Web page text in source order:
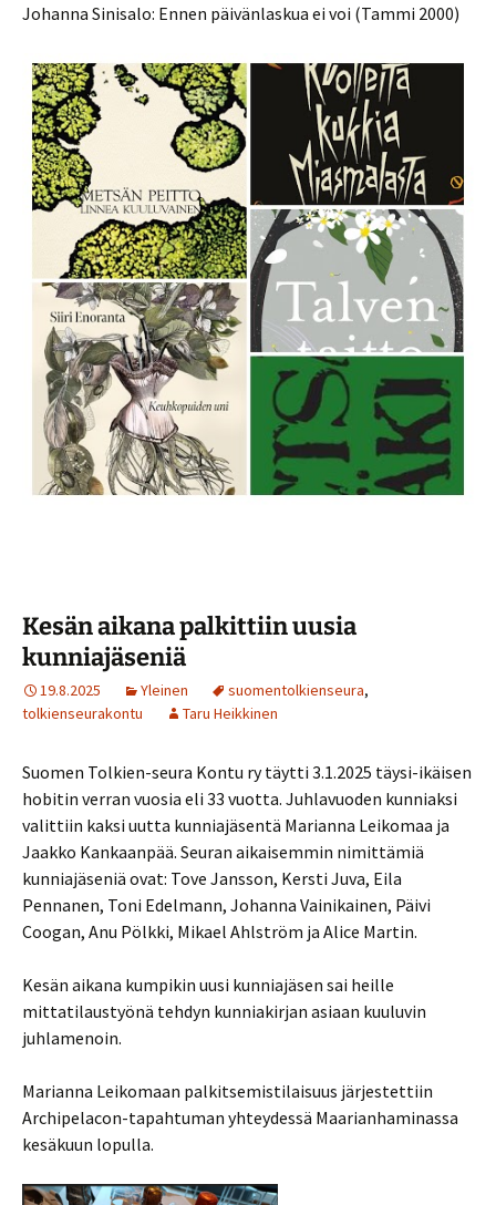
Johanna Sinisalo: Ennen päivänlaskua ei voi (Tammi 2000)
Kesän aikana palkittiin uusia
kunniajäseniä
19.8.2025 Yleinen suomentolkienseura,
tolkienseurakontu
Taru Heikkinen
Suomen Tolkien-seura Kontu ry täytti 3.1.2025 täysi-ikäisen
hobitin verran vuosia eli 33 vuotta. Juhlavuoden kunniaksi
valittiin kaksi uutta kunniajäsentä Marianna Leikomaa ja
Jaakko Kankaanpää. Seuran aikaisemmin nimittämiä
kunniajäseniä ovat: Tove Jansson, Kersti Juva, Eila
Pennanen, Toni Edelmann, Johanna Vainikainen, Päivi
Coogan, Anu Pölkki, Mikael Ahlström ja Alice Martin.
Kesän aikana kumpikin uusi kunniajäsen sai heille
mittatilaustyönä tehdyn kunniakirjan asiaan kuuluvin
juhlamenoin.
Marianna Leikomaan palkitsemistilaisuus järjestettiin
Archipelacon-tapahtuman yhteydessä Maarianhaminassa
kesäkuun lopulla.